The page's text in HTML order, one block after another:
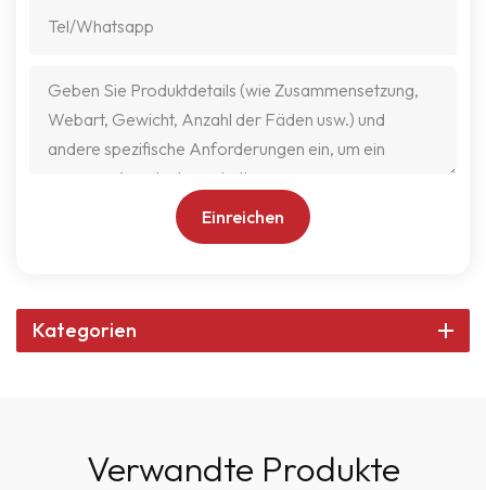
Einreichen
Kategorien
Verwandte Produkte